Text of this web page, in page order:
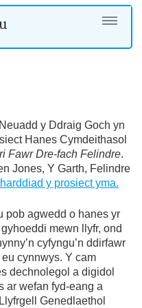
y Ddraig Goch yn
Hanes Cymdeithasol
Fawr Dre-fach Felindre.
Jones, Y Garth, Felindre
y prosiect yma.
pob agwedd o hanes yr
mewn llyfr, ond
cyfyngu’n ddirfawr
cynnwys. Y cam
dechnolegol a digidol
ar wefan fyd-eang a
Genedlaethol